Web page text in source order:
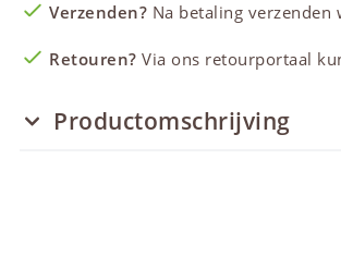
Verzenden? Na betaling verzenden
Retouren? Via ons retourportaal
Productomschrijving